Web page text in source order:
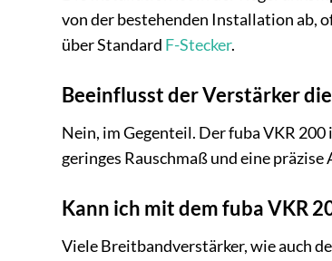
von der bestehenden Installation ab,
über Standard F-Stecker.
Beeinflusst der Verstärker
Nein, im Gegenteil. Der fuba VKR
geringes Rauschmaß und eine
Kann ich mit dem fuba VKR
Viele Breitbandverstärker, wie auch